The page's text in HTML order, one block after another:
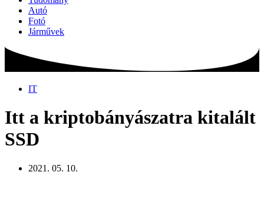
Autó
Fotó
Járművek
IT
Itt a kriptobányászatra kitalált
SSD
2021. 05. 10.